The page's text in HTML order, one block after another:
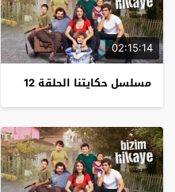
02:15:14
مسلسل حكايتنا الحلقة 12